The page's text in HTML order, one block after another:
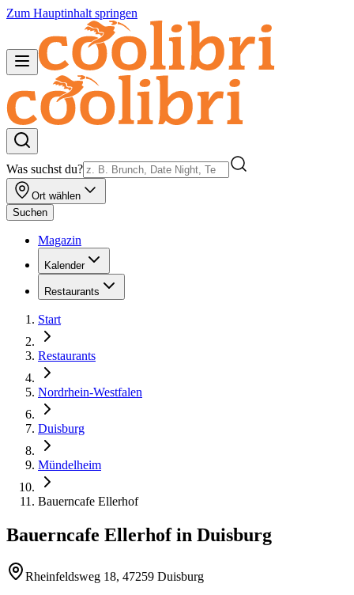
Zum Hauptinhalt springen
Was suchst du?
Ort wählen
Suchen
Magazin
Kalender
Restaurants
Start
Restaurants
Nordrhein-Westfalen
Duisburg
Mündelheim
Bauerncafe Ellerhof
Bauerncafe Ellerhofin Duisburg
Rheinfeldsweg 18, 47259 Duisburg